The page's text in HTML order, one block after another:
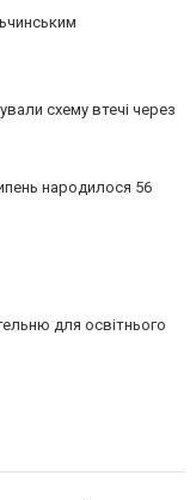
схему втечі через
народилося 56
для освітнього